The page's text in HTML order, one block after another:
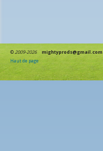
©2009-2026
mightyprods@gmail.com
Haut de page